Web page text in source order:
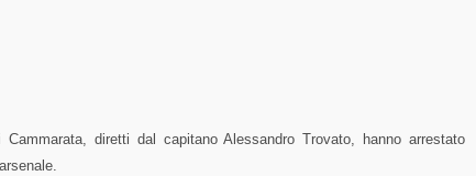
Cammarata, diretti dal capitano Alessandro Trovato, hanno arrestato